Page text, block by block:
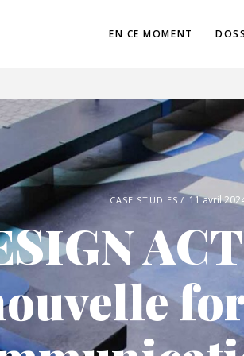
EN CE MOMENT
CASE STUDIES 11 avril